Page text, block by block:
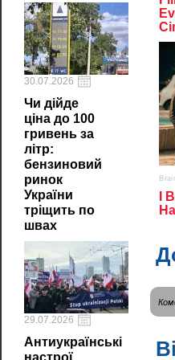
30.07.2026
Чи дійде
ціна до 100
гривень за
літр:
бензиновий
ринок
України
тріщить по
швах
29.07.2026
Антиукраїнські
настрої